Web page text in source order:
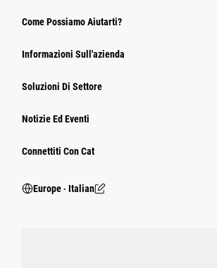
Come Possiamo Aiutarti?
Informazioni Sull'azienda
Soluzioni Di Settore
Notizie Ed Eventi
Connettiti Con Cat
Europe ‧ Italian